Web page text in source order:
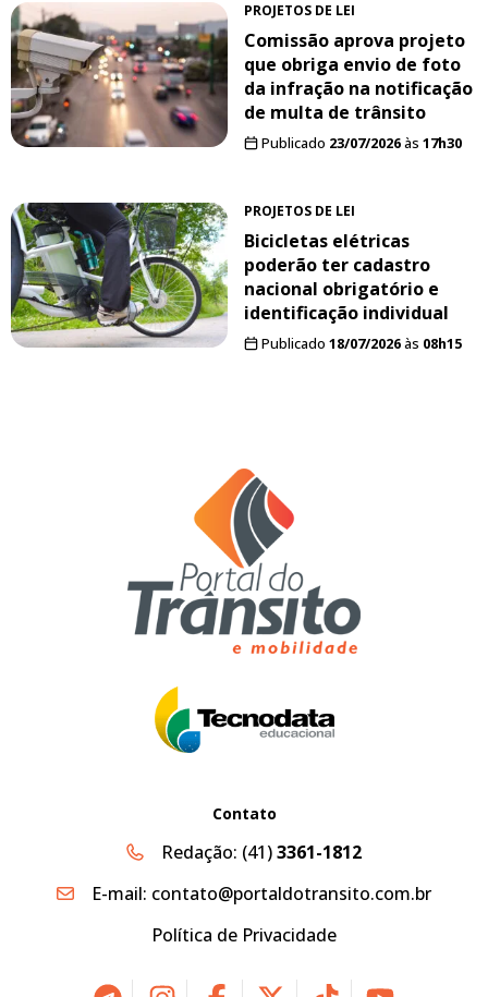
PROJETOS DE LEI
Comissão aprova projeto
que obriga envio de foto
da infração na notificação
de multa de trânsito
Publicado 23/07/2026às 17h30
PROJETOS DE LEI
Bicicletas elétricas
poderão ter cadastro
nacional obrigatório e
identificação individual
Publicado 18/07/2026às 08h15
Contato
Redação: (41)3361-1812
E-mail: contato@portaldotransito.com.br
Política de Privacidade